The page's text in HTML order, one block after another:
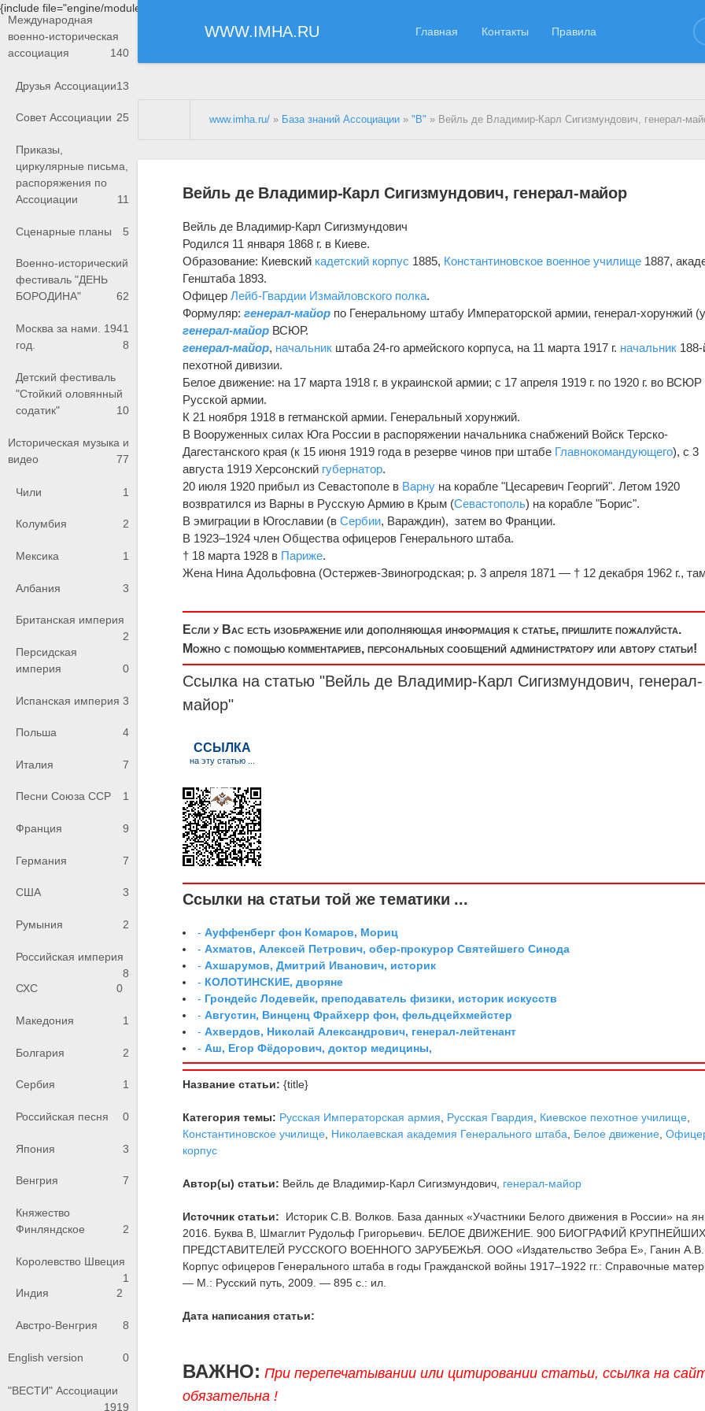
{include file="engine/modules/saperu/head.php"}
WWW.IMHA.RU Главная Контакты Правила
Международная
военно-историческая
ассоциация
140
Друзья Ассоциации13
Совет Ассоциации 25
Приказы,
циркулярные письма,
распоряжения по
Ассоциации
11
Сценарные планы 5
Военно-исторический
фестиваль "ДЕНЬ
БОРОДИНА"
62
Москва за нами. 1941
год.
8
Детский фестиваль
"Стойкий оловянный
содатик"
10
Историческая музыка и
видео
77
Чили 1
Колумбия 2
Мексика 1
Албания 3
Британская империя
2
Персидская
империя
0
Испанская империя 3
Польша 4
Италия 7
Песни Союза ССР 1
Франция 9
Германия 7
США 3
Румыния 2
Российская империя
8
СХС
0
Македония 1
Болгария 2
Сербия 1
Российская песня 0
Япония 3
Венгрия 7
Княжество
Финляндское
2
Королевство Швеция
1
Индия
2
Австро-Венгрия 8
English version 0
"ВЕСТИ" Ассоциации
1919
www.imha.ru/ » База знаний Ассоциации »"В" » Вейль де Владимир-Карл Сигизмундович, генерал-
Вейль де Владимир-Карл Сигизмундович, генерал-майор
Вейль де Владимир-Карл Сигизмундович
Родился 11 января 1868 г. в Киеве.
Образование: Киевский кадетский корпус 1885, Константиновское военное училище 1887,
Генштаба 1893.
ОфицерЛейб-Гвардии Измайловского полка.
Формуляр:генерал-майор по Генеральному штабу Императорской армии, генерал-хорунжий
генерал-майор ВСЮР.
генерал-майор, начальник штаба 24-го армейского корпуса, на 11 марта 1917 г. начальник 188-
пехотной дивизии.
Белое движение: на 17 марта 1918 г. в украинской армии; с 17 апреля 1919 г. по 1920 г. во ВСЮР
Русской армии.
К 21 ноября 1918 в гетманской армии. Генеральный хорунжий.
В Вооруженных силах Юга России в распоряжении начальника снабжений Войск Терско-
Дагестанского края (к 15 июня 1919 года в резерве чинов при штабе Главнокомандующего), с 3
августа 1919 Херсонский губернатор.
20 июля 1920 прибыл из Севастополе в Варну на корабле "Цесаревич Георгий". Летом 1920
возвратился из Варны в Русскую Армию в Крым (Севастополь) на корабле "Борис".
В эмиграции в Югославии (вСербии, Вараждин), затем во Франции.
В 1923–1924 член Общества офицеров Генерального штаба.
† 18 марта 1928 в Париже.
Жена Нина Адольфовна (Остержев-Звиногродская; р. 3 апреля 1871 — † 12 декабря 1962 г.,
Если у Вас есть изображение или дополняющая информация к статье, пришлите пожалуйста.
Можно с помощью комментариев, персональных сообщений администратору или автору статьи!
Ссылка на статью "Вейль де Владимир-Карл Сигизмундович, генерал-
майор"
Ссылки на статьи той же тематики ...
-Ауффенберг фон Комаров, Мориц
-Ахматов, Алексей Петрович, обер-прокурор Святейшего Синода
-Ахшарумов, Дмитрий Иванович, историк
- КОЛОТИНСКИЕ, дворяне
- Грондейс Лодевейк, преподаватель физики, историк искусств
-Августин, Винценц Фрайхерр фон, фельдцейхмейстер
-Ахвердов, Николай Александрович, генерал-лейтенант
-Аш, Егор Фёдорович, доктор медицины,
Название статьи: {title}
Категория темы: Русская Императорская армия Русская Гвардия Киевское пехотное училище
Константиновское училище Николаевская академия Генерального штаба Белое движение ,
корпус
Автор(ы) статьи: Вейль де Владимир-Карл Сигизмундович, генерал-майор
Источник статьи:
Историк С.В. Волков. База данных «Участники Белого движения в России» на
2016. Буква В, Шмаглит Рудольф Григорьевич. БЕЛОЕ ДВИЖЕНИЕ. 900 БИОГРАФИЙ КРУПНЕЙШИХ
ПРЕДСТАВИТЕЛЕЙ РУССКОГО ВОЕННОГО ЗАРУБЕЖЬЯ. ООО «Издательство Зебра Е», Ганин А.В.
Корпус офицеров Генерального штаба в годы Гражданской войны 1917–1922 гг.: Справочные
— М.: Русский путь, 2009. — 895 с.: ил.
Дата написания статьи:
ВАЖНО: При перепечатывании или цитировании статьи, ссылка на
обязательна !